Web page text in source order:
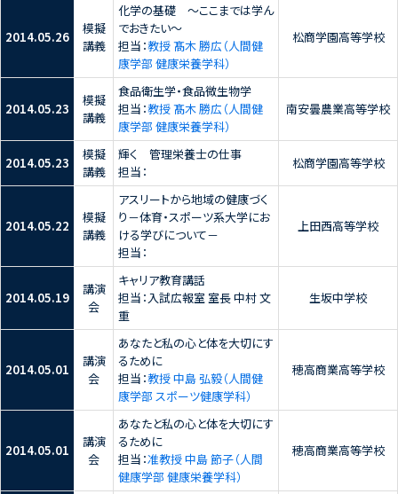
2014.05.26
模擬
講義
化学の基礎 ～ここまでは学ん
でおきたい～
担当：教授 髙木 勝広（人間健
康学部 健康栄養学科）
松商学園高等学校
2014.05.23
模擬
講義
食品衛生学・食品微生物学
担当：教授 髙木 勝広（人間健
康学部 健康栄養学科）
南安曇農業高等学校
2014.05.23
模擬
講義
輝く 管理栄養士の仕事
担当：
松商学園高等学校
2014.05.22
模擬
講義
アスリートから地域の健康づく
り－体育・スポーツ系大学にお
ける学びについて－
担当：
上田西高等学校
2014.05.19
講演
会
キャリア教育講話
担当：入試広報室 室長 中村 文
重
生坂中学校
2014.05.01
講演
会
あなたと私の心と体を大切にす
るために
担当：教授 中島 弘毅（人間健
康学部 スポーツ健康学科）
穂高商業高等学校
2014.05.01
講演
会
あなたと私の心と体を大切にす
るために
担当：准教授 中島 節子（人間
健康学部 健康栄養学科）
穂高商業高等学校